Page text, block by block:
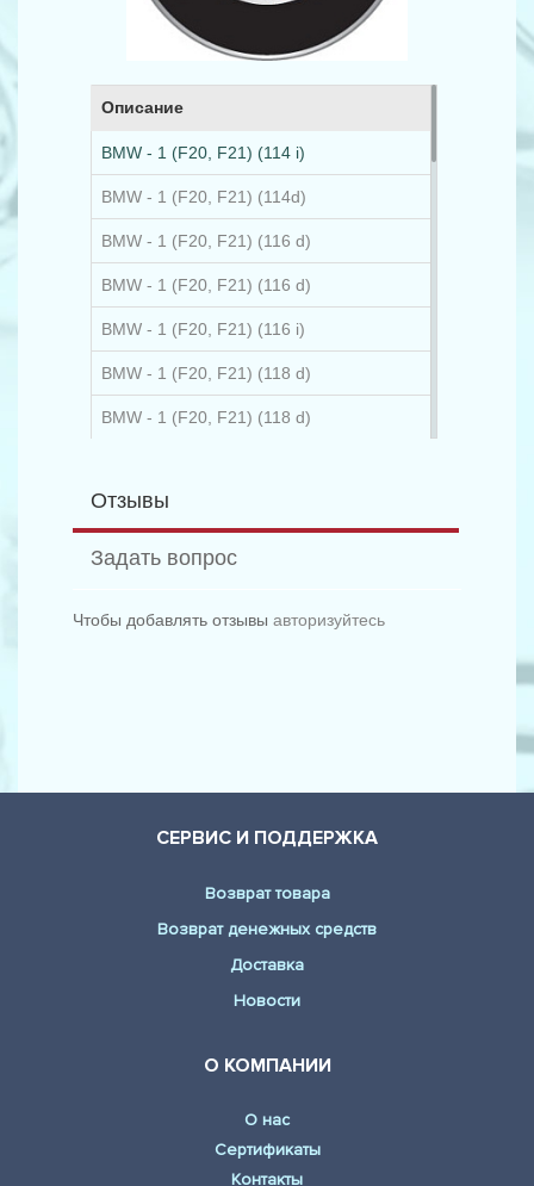
Описание
BMW - 1 (F20, F21) (114 i)
BMW - 1 (F20, F21) (114d)
BMW - 1 (F20, F21) (116 d)
BMW - 1 (F20, F21) (116 d)
BMW - 1 (F20, F21) (116 i)
BMW - 1 (F20, F21) (118 d)
BMW - 1 (F20, F21) (118 d)
BMW - 1 (F20, F21) (120 d)
BMW - 1 (F20, F21) (120 d)
BMW - 3 (F30) (316 i)
BMW - 3 (F30) (320 d)
BMW - 3 (F30) (320 i)
Отзывы
Задать вопрос
Чтобы добавлять отзывы авторизуйтесь
СЕРВИС И ПОДДЕРЖКА
Возврат товара
Возврат денежных средств
Доставка
Новости
О КОМПАНИИ
О нас
Сертификаты
Контакты